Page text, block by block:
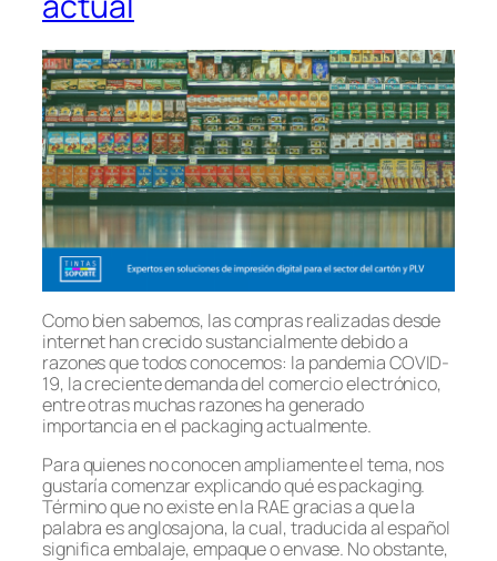
Como bien sabemos, las compras realizadas desde
internet han crecido sustancialmente debido a
razones que todos conocemos: la pandemia COVID-
19, la creciente demanda del comercio electrónico,
entre otras muchas razones ha generado
importancia en el packaging actualmente.
Para quienes no conocen ampliamente el tema, nos
gustaría comenzar explicando qué es packaging.
Término que no existe en la RAE gracias a que la
palabra es anglosajona, la cual, traducida al español
significa embalaje, empaque o envase. No obstante,